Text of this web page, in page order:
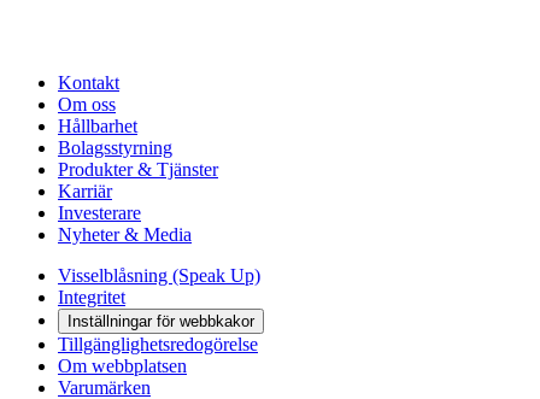
Kontakt
Om oss
Hållbarhet
Bolagsstyrning
Produkter & Tjänster
Karriär
Investerare
Nyheter & Media
Visselblåsning (Speak Up)
Integritet
Inställningar för webbkakor
Tillgänglighetsredogörelse
Om webbplatsen
Varumärken